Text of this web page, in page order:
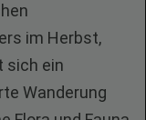
im Herbst,
sich ein
Wanderung